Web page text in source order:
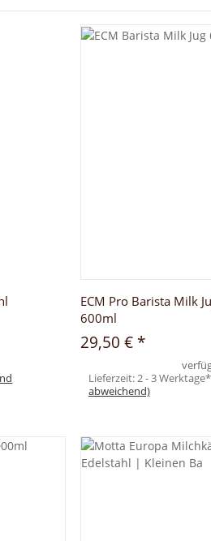
ECM Pro Barista Milk
600ml
29,50 € *
Lieferzeit:2 - 3
abweichend)